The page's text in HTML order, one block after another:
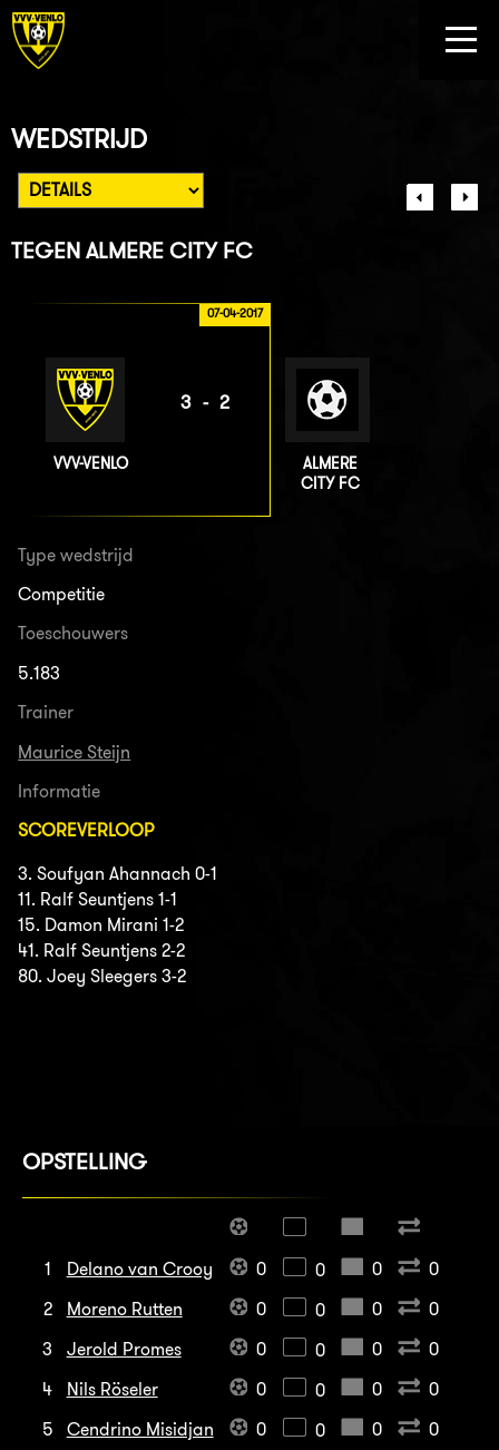
WEDSTRIJD
TEGEN ALMERE CITY FC
07-04-2017
VVV-VENLO
3-2
ALMERE
CITY FC
Type wedstrijd
Competitie
Toeschouwers
5.183
Trainer
Maurice Steijn
Informatie
SCOREVERLOOP
3. Soufyan Ahannach 0-1
11. Ralf Seuntjens 1-1
15. Damon Mirani 1-2
41. Ralf Seuntjens 2-2
80. Joey Sleegers 3-2
OPSTELLING
1 Delano van Crooy 0 0 0
0
2
Moreno Rutten 0 0 0
0
3
Jerold Promes 0 0 0
0
4
Nils Röseler 0 0 0
0
5
Cendrino Misidjan 0 0 0
0